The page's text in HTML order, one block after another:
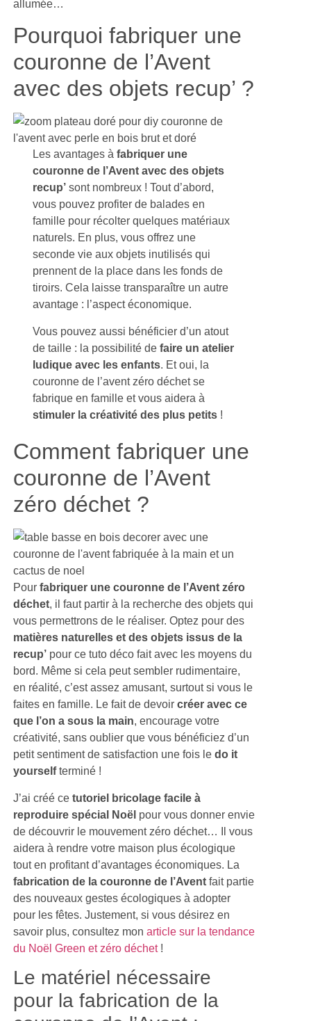
allumée…
Pourquoi fabriquer une
couronne de l’Avent
avec des objets recup’ ?
Les avantages à fabriquer une
couronne de l’Avent avec des objets
recup’sont nombreux ! Tout d’abord,
vous pouvez profiter de balades en
famille pour récolter quelques matériaux
naturels. En plus, vous offrez une
seconde vie aux objets inutilisés qui
prennent de la place dans les fonds de
tiroirs. Cela laisse transparaître un autre
avantage : l’aspect économique.
Vous pouvez aussi bénéficier d’un atout
de taille : la possibilité de faire un atelier
ludique avec les enfants. Et oui, la
couronne de l’avent zéro déchet se
fabrique en famille et vous aidera à
stimuler la créativité des plus petits!
Comment fabriquer une
couronne de l’Avent
zéro déchet ?
Pourfabriquer une couronne de l’Avent zéro
déchet, il faut partir à la recherche des objets qui
vous permettrons de le réaliser. Optez pour des
matières naturelles et des objets issus de la
recup’ pour ce tuto déco fait avec les moyens du
bord. Même si cela peut sembler rudimentaire,
en réalité, c’est assez amusant, surtout si vous le
faites en famille. Le fait de devoircréer avec ce
que l’on a sous la main, encourage votre
créativité, sans oublier que vous bénéficiez d’un
petit sentiment de satisfaction une fois ledo it
yourselfterminé !
J’ai créé ce tutoriel bricolage facile à
reproduire spécial Noël pour vous donner envie
de découvrir le mouvement zéro déchet… Il vous
aidera à rendre votre maison plus écologique
tout en profitant d’avantages économiques. La
fabrication de la couronne de l’Avent fait partie
des nouveaux gestes écologiques à adopter
pour les fêtes. Justement, si vous désirez en
savoir plus, consultez monarticle sur la tendance
du Noël Green et zéro déchet !
Le matériel nécessaire
pour la fabrication de la